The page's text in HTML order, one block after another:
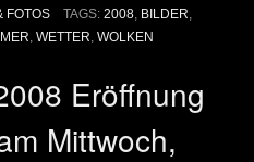
FOTOS TAGS: 2008, BILDER
WETTER WOLKEN
Eröffnung
Mittwoch,